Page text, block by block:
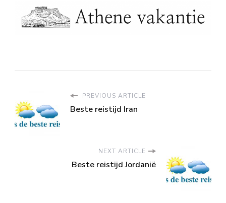
PREVIOUS ARTICLE
Beste reistijd Iran
NEXT ARTICLE
Beste reistijd Jordanië